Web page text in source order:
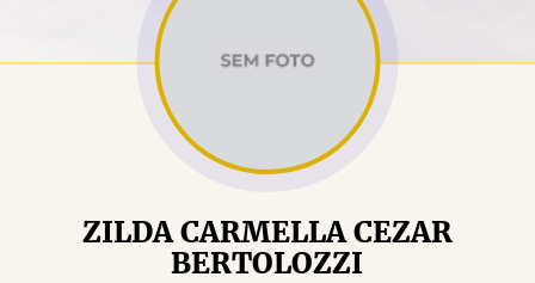
MENSAGENS
ZILDA CARMELLA CEZAR
BERTOLOZZI